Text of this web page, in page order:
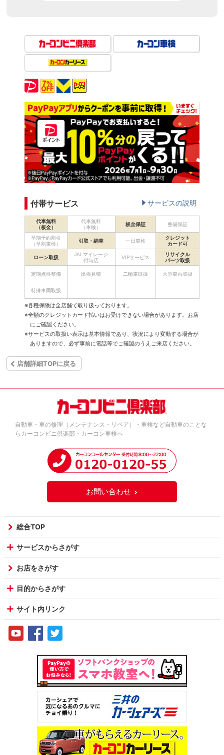
付帯サービス サービスの説明
代車無料
（板金）
代車無料
（車検）
板金保証 整備保証
早期予約割引
（早割車検）
引取・納車 一日車検
クレジット
カード可
ローン取扱
JALマイレージ
付与店
VIPサービス
リサイクル
パーツ取扱
定期点検整備 出張見積 二輪車取扱 大型車両取扱
特殊車両取扱
※各種保険は全店舗で取り扱っております。
※全額のクレジットカード払いはお受けできない場合があります。お店
にご確認ください。
※サービスの取扱い表示は基本情報であり、状況により変動する場合が
ありますので、必ず事前に電話等でご確認のうえご来店ください。
店舗詳細TOPに戻る
自動車・車の修理（メンテナンス・リペア）・車検など自動車のことな
らカーコンビニ倶楽部・カーコン車検へ
お問い合わせ
総合TOP
サービスからさがす
お店をさがす
目的からさがす
サイト内リンク